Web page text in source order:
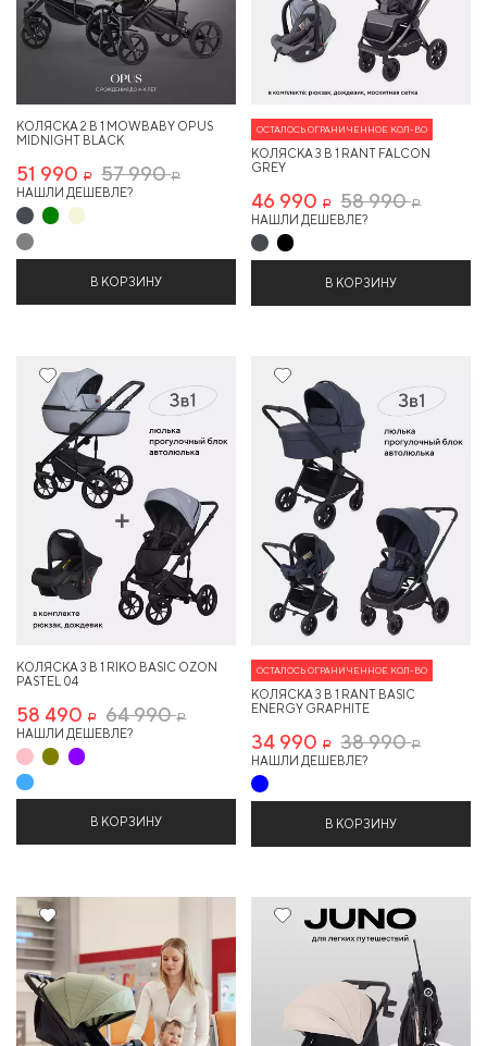
КОЛЯСКА 2 В 1 MOWBABY OPUS
MIDNIGHT BLACK
51 990 Р 57 990Р
НАШЛИ ДЕШЕВЛЕ?
В КОРЗИНУ
ОСТАЛОСЬ ОГРАНИЧЕННОЕ КОЛ-ВО
КОЛЯСКА 3 В 1 RANT FALCON
GREY
46 990 Р 58 990Р
НАШЛИ ДЕШЕВЛЕ?
В КОРЗИНУ
10%
КОЛЯСКА 3 В 1 RIKO BASIC OZON
PASTEL 04
58 490 Р 64 990Р
НАШЛИ ДЕШЕВЛЕ?
В КОРЗИНУ
10%
ОСТАЛОСЬ ОГРАНИЧЕННОЕ КОЛ-ВО
КОЛЯСКА 3 В 1 RANT BASIC
ENERGY GRAPHITE
34 990 Р 38 990Р
НАШЛИ ДЕШЕВЛЕ?
В КОРЗИНУ
15% 15%